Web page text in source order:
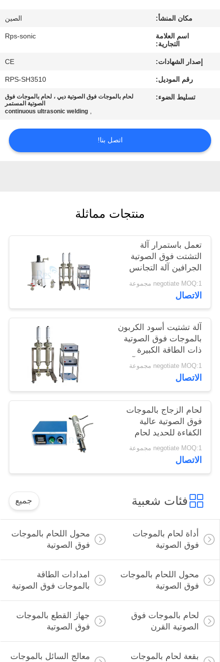
مراقبة
الجودة
حالات
سياسة
الخصوصية
مكان المنشأ: الصين
اسم العلامة
التجارية:
Rps-sonic
إصدار الشهادات: CE
رقم الموديل: RPS-SH3510
تسليط الضوء:
لحام بالموجات فوق الصوتية ديي ، لحام بالموجات فوق
الصوتية المستمر
,
continuous ultrasonic welding
اتصل بنا!
منتجات مماثلة
تعمل باستمرار آلة
التشتت فوق الصوتية
الجرافين آلة التجانس
فوق الصوتية
negotiate MOQ:1 مجموعة
الاتصال
آلة تشتيت أسود الكربون
بالموجات فوق الصوتية
ذات الطاقة الكبيرة
والمسبار التيتانيوم، آلة
التجانس بالموجات فوق
الصوتية
negotiate MOQ:1 مجموعة
الاتصال
لحام الزجاج بالموجات
فوق الصوتية عالية
الكفاءة للحديد لحام
الزجاج بالموجات فوق
الصوتية لصناعة البناء
negotiate MOQ:1 مجموعة
الاتصال
فئات شعبية جميع
أداة لحام بالموجات
فوق الصوتية
محول اللحام بالموجات
فوق الصوتية
محول اللحام بالموجات
فوق الصوتية
امدادات الطاقة
بالموجات فوق الصوتية
لحام بالموجات فوق
الصوتية القرن
جهاز القطع بالموجات
فوق الصوتية
بقعة لحام بالموجات معالج السائل بالموجات